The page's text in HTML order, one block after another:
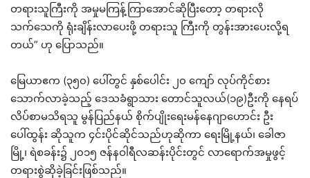
တရားသူကြီးကို အမှုမကြန့်ကြာအောင်ဆိုပြီးတော့ တရားလို
သက်သေကို ရုံးချိန်းလာပေးဖို့ တရားသူ ကြီးကို တွန်းအားပေးလို့ရ
တယ်” ဟု ပြောသည်။
မြေယာဧက (၃၅၀) ပေါ်တွင် နှစ်ပေါင်း ၂၀ ကျော် လုပ်ကိုင်စား
သောက်လာခဲ့သည့် ဒေသခံရွာသား တောင်သူလယ်(၁၉)ဦးကို နေရပ်
လိပ်စာမသိရသူ မွန်ပြည်နယ် စိုက်ပျိုးရေးမန်နေဂျာဟောင်း ဦး
ပေါ်ထွန်း ဆိုသူက ၄င်းပိုင်ဆိုင်သည်ဟုဆိုကာ ရေးမြို့နယ်၊ ခေါဇာ
မြို့၊ ရဲစခန်း၌ ၂၀၁၅ ဇန်နဝါရီလဆန်းပိုင်းတွင် လာရောက်အမှုဖွင့်
တရားစွဲဆိုခဲ့ခြင်းဖြစ်သည်။